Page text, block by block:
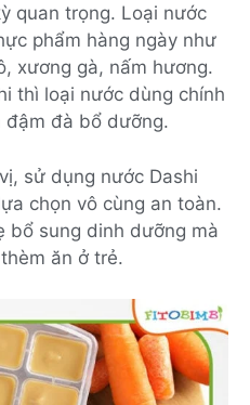
quan trọng. Loại nước
phẩm hàng ngày như
xương gà, nấm hương.
thì loại nước dùng chính
đậm đà bổ dưỡng.
sử dụng nước Dashi
chọn vô cùng an toàn.
bổ sung dinh dưỡng mà
ăn ở trẻ.